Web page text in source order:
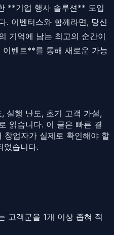
**기업 행사 솔루션** 도입
. 이벤터스와 함께라면, 당신
기억에 남는 최고의 순간이
벤트**를 통해 새로운 가능
실행 난도, 초기 고객 가설,
읽습니다. 이 글은 빠른 결
업자가 실제로 확인해야 할
었습니다.
고객군을 1개 이상 좁혀 적